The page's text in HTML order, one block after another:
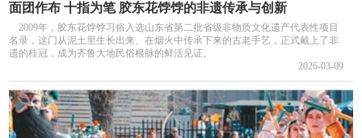
面团作布 十指为笔 胶东花饽饽的非遗传承与创新
2009年，胶东花饽饽习俗入选山东省第二批省级非物质文化遗产代表性项目
名录，这门从泥土里生长出来、在烟火中传承下来的古老手艺，正式戴上了非
遗的桂冠，成为齐鲁大地民俗根脉的鲜活见证。
2026-03-09